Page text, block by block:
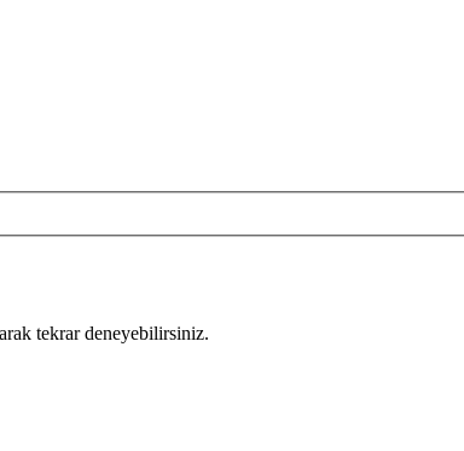
tekrar deneyebilirsiniz.